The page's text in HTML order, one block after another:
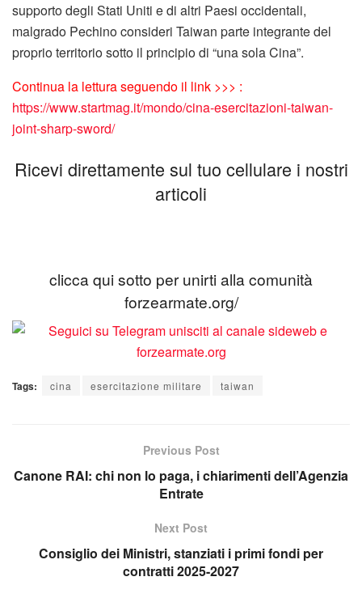
supporto degli Stati Uniti e di altri Paesi occidentali,
malgrado Pechino consideri Taiwan parte integrante del
proprio territorio sotto il principio di “una sola Cina”.
Continua la lettura seguendo il link >>> :
https://www.startmag.it/mondo/cina-esercitazioni-taiwan-
joint-sharp-sword/
Ricevi direttamente sul tuo cellulare i nostri
articoli
clicca qui sotto per unirti alla comunità
forzearmate.org/
Tags: cina esercitazione militare taiwan
Previous Post
Canone RAI: chi non lo paga, i chiarimenti dell’Agenzia
Entrate
Next Post
Consiglio dei Ministri, stanziati i primi fondi per
contratti 2025-2027